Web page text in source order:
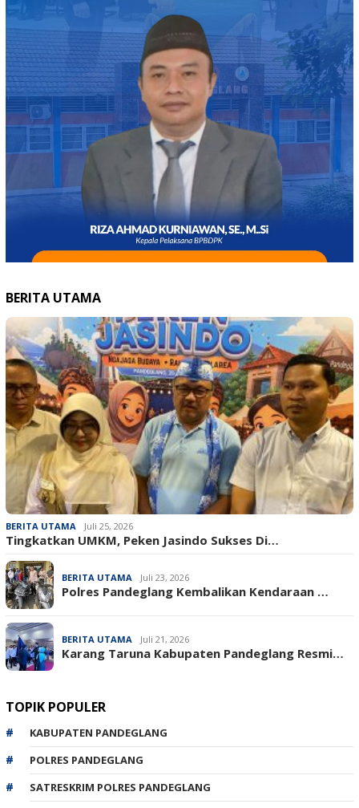
BERITA UTAMA
BERITA UTAMA Juli 25, 2026
Tingkatkan UMKM, Peken Jasindo Sukses Di…
BERITA UTAMA Juli 23, 2026
‎Polres Pandeglang Kembalikan Kendaraan …
BERITA UTAMA Juli 21, 2026
Karang Taruna Kabupaten Pandeglang Resmi…
TOPIK POPULER
KABUPATEN PANDEGLANG
POLRES PANDEGLANG
SATRESKRIM POLRES PANDEGLANG